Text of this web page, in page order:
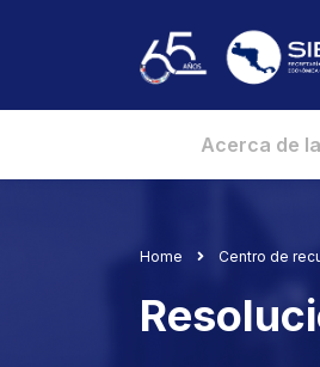
Acerca de la
Home Centro de